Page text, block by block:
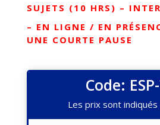
SUJETS (10 HRS) –
– EN LIGNE / EN
UNE COURTE PAUSE
Code:
Les prix sont indiqués